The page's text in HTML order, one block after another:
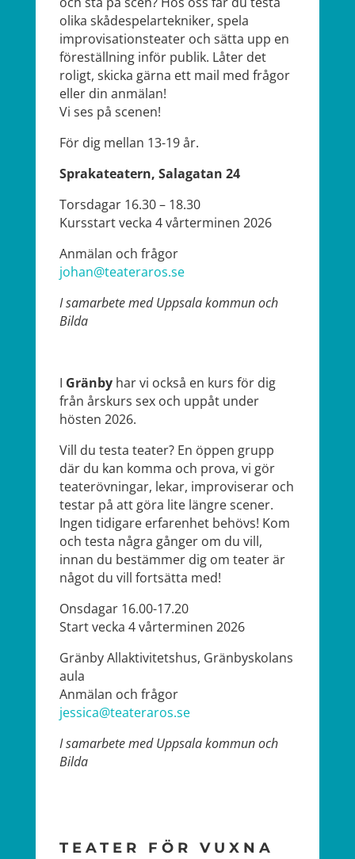
olika skådespelartekniker, spela
improvisationsteater och sätta upp en
föreställning inför publik. Låter det
roligt, skicka gärna ett mail med frågor
eller din anmälan!
Vi ses på scenen!
För dig mellan 13-19 år.
Sprakateatern, Salagatan 24
Torsdagar 16.30 – 18.30
Kursstart vecka 4 vårterminen 2026
Anmälan och frågor
johan@teateraros.se
I samarbete med Uppsala kommun och
Bilda
I Gränbyhar vi också en kurs för dig
från årskurs sex och uppåt under
hösten 2026.
Vill du testa teater? En öppen grupp
där du kan komma och prova, vi gör
teaterövningar, lekar, improviserar och
testar på att göra lite längre scener.
Ingen tidigare erfarenhet behövs! Kom
och testa några gånger om du vill,
innan du bestämmer dig om teater är
något du vill fortsätta med!
Onsdagar 16.00-17.20
Start vecka 4 vårterminen 2026
Gränby Allaktivitetshus, Gränbyskolans
aula
Anmälan och frågor
jessica@teateraros.se
I samarbete med Uppsala kommun och
Bilda
TEATER FÖR VUXNA